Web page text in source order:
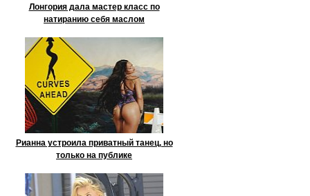
Лонгория дала мастер класс по
натиранию себя маслом
Рианна устроила приватный танец, но
только на публике